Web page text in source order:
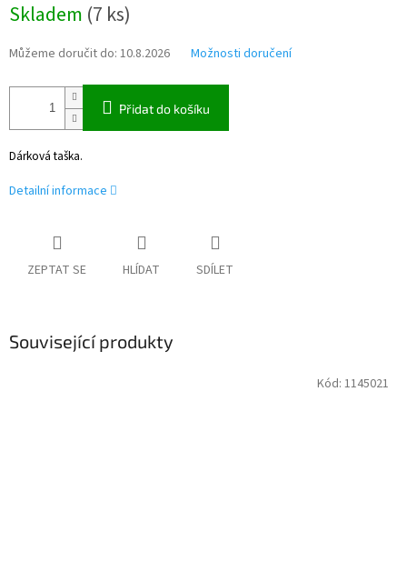
cena:
Skladem (7 ks)
Můžeme doručit do: 10.8.2026 Možnosti doručení
Přidat do košíku
Dárková taška.
Detailní informace
ZEPTAT SE HLÍDAT SDÍLET
Související produkty
Kód: 1145021